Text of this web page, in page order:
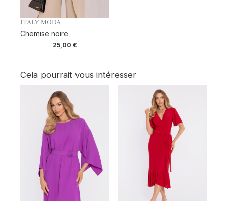
ITALY MODA
Chemise noire
25,00 €
Cela pourrait vous intéresser